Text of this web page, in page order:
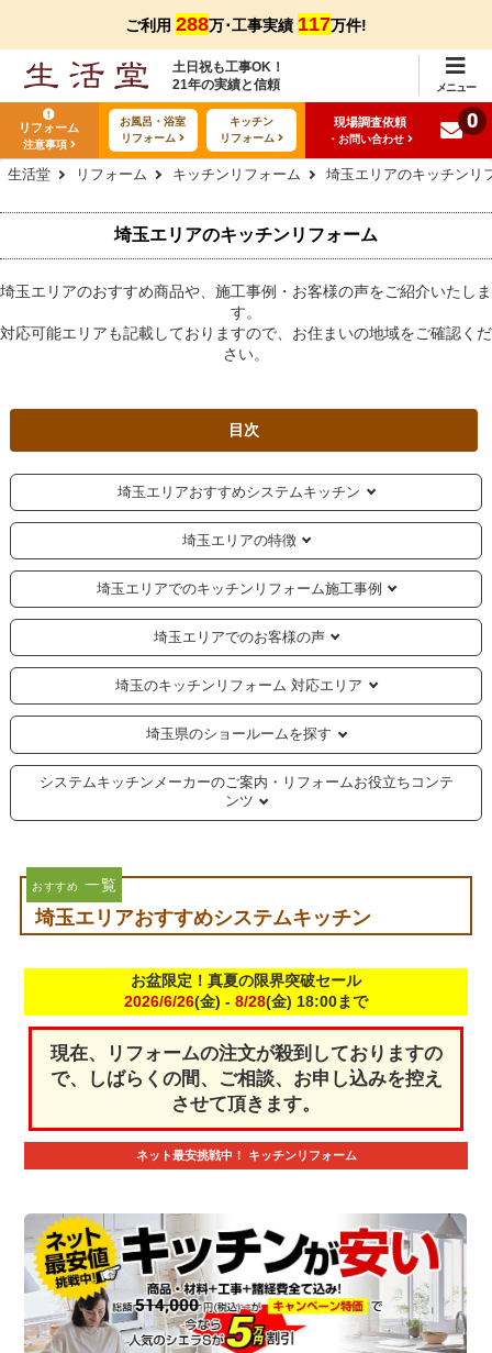
ご利用 288万･工事実績 117万件!
土日祝も工事OK！
21年の実績と信頼
メニュー
リフォーム
注意事項
お風呂・浴室
リフォーム
キッチン
リフォーム
現場調査依頼
・お問い合わせ
0
生活堂 リフォーム キッチンリフォーム 埼玉エリアのキッチンリ
埼玉エリアのキッチンリフォーム
埼玉エリアのおすすめ商品や、施工事例・お客様の声をご紹介いたしま
す。
対応可能エリアも記載しておりますので、お住まいの地域をご確認くだ
さい。
目次
埼玉エリアおすすめシステムキッチン
埼玉エリアの特徴
埼玉エリアでのキッチンリフォーム施工事例
埼玉エリアでのお客様の声
埼玉のキッチンリフォーム 対応エリア
埼玉県のショールームを探す
システムキッチンメーカーのご案内・リフォームお役立ちコンテ
ンツ
おすすめ 一覧
埼玉エリアおすすめシステムキッチン
お盆限定！真夏の限界突破セール
2026/6/26(金) - 8/28(金) 18:00まで
現在、リフォームの注文が殺到しておりますの
で、しばらくの間、ご相談、お申し込みを控え
させて頂きます。
ネット最安挑戦中！ キッチンリフォーム